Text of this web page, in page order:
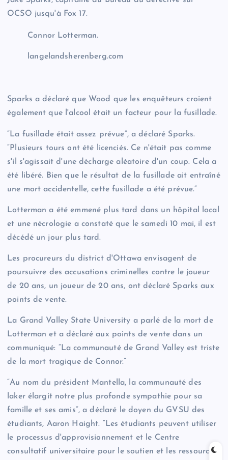
OCSO jusqu'à Fox 17.
Connor Lotterman.
langelandsherenberg.com
Sparks a déclaré que Wood que les enquêteurs croient
également que l'alcool était un facteur pour la fusillade.
“La fusillade était assez prévue”, a déclaré Sparks.
“Plusieurs tours ont été licenciés. Ce n'était pas comme
s'il s'agissait d'une décharge aléatoire d'un coup. Cela a
été libéré. ​​Bien que le résultat de la fusillade ait entraîné
une mort accidentelle, cette fusillade a été prévue.”
Lotterman a été emmené plus tard dans un hôpital local
et une nécrologie a constaté que le samedi 10 mai, il est
décédé un jour plus tard.
Les procureurs du district d'Ottawa envisagent de
poursuivre des accusations criminelles contre le joueur
de 20 ans, un joueur de 20 ans, ont déclaré Sparks aux
points de vente.
La Grand Valley State University a parlé de la mort de
Lotterman et a déclaré aux points de vente dans un
communiqué: “La communauté de Grand Valley est triste
de la mort tragique de Connor.”
“Au nom du président Mantella, la communauté des
laker élargit notre plus profonde sympathie pour sa
famille et ses amis”, a déclaré le doyen du GVSU des
étudiants, Aaron Haight. “Les étudiants peuvent utiliser
le processus d'approvisionnement et le Centre
consultatif universitaire pour le soutien et les ressources